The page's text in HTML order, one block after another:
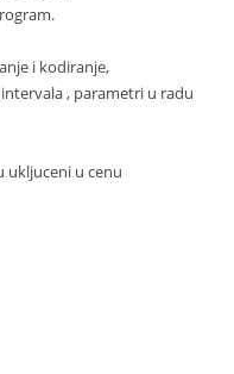
i kodiranje,
, parametri u radu
ukljuceni u cenu